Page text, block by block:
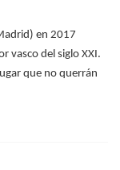
en 2017
vasco del siglo XXI.
que no querrán